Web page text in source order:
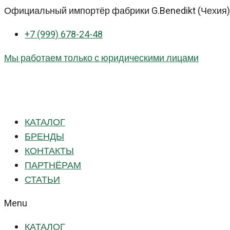
Перейти
контенту
Официальный импортёр фабрики G.Benedikt
+7 (999) 678-24-48
Мы работаем только с юридическими лицами
КАТАЛОГ
БРЕНДЫ
КОНТАКТЫ
ПАРТНЁРАМ
СТАТЬИ
Menu
КАТАЛОГ